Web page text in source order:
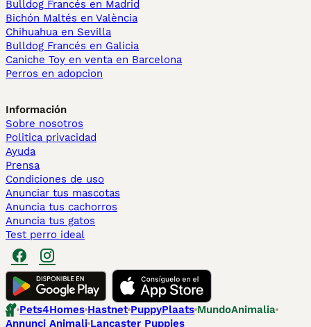
Bulldog Francés en Madrid
Bichón Maltés en València
Chihuahua en Sevilla
Bulldog Francés en Galicia
Caniche Toy en venta en Barcelona
Perros en adopcion
Información
Sobre nosotros
Politica privacidad
Ayuda
Prensa
Condiciones de uso
Anunciar tus mascotas
Anuncia tus cachorros
Anuncia tus gatos
Test perro ideal
Pets4Homes Hastnet PuppyPlaats MundoAnimalia
Annunci Animali Lancaster Puppies